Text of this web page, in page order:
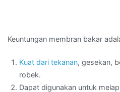
Keuntungan membran bakar
Kuat dari tekanan, gesekan,
robek.
Dapat digunakan untuk